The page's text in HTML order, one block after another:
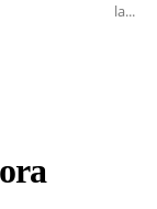
la...